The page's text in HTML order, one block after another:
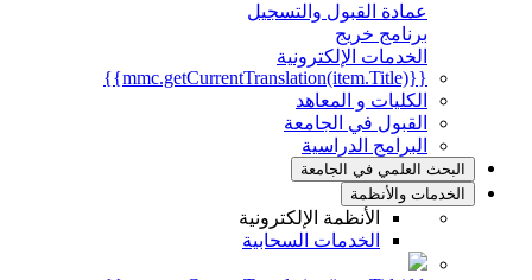
عمادة القبول والتسجيل
برنامج خريج
الخدمات الإلكترونية
{{mmc.getCurrentTranslation(item.Title)}}
الكليات و المعاهد
القبول في الجامعة
البرامج الدراسية
البحث العلمي في الجامعة
الخدمات والأنظمة
الأنظمة الإلكترونية
الخدمات السحابية